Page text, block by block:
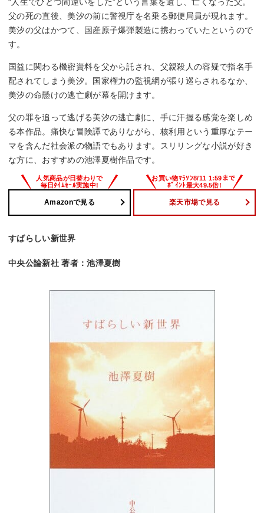
父の死の直後、美汐の前に警視庁を名乗る郵便局員が現れます。
美汐の父はかつて、国産原子爆弾製造に携わっていたというので
す。
国益に関わる機密資料を父から託され、父親殺人の容疑で指名手
配されてしまう美汐。国家権力の監視網が張り巡らされるなか、
美汐の命懸けの逃亡劇が幕を開けます。
父の罪を追って逃げる美汐の逃亡劇に、手に汗握る感覚を楽しめ
る本作品。痛快な冒険譚でありながら、核利用という重厚なテー
マを含んだ社会派の物語でもあります。スリリングな小説が好き
な方に、おすすめの池澤夏樹作品です。
Amazonで見る 楽天市場で見る
すばらしい新世界
中央公論新社 著者：池澤夏樹